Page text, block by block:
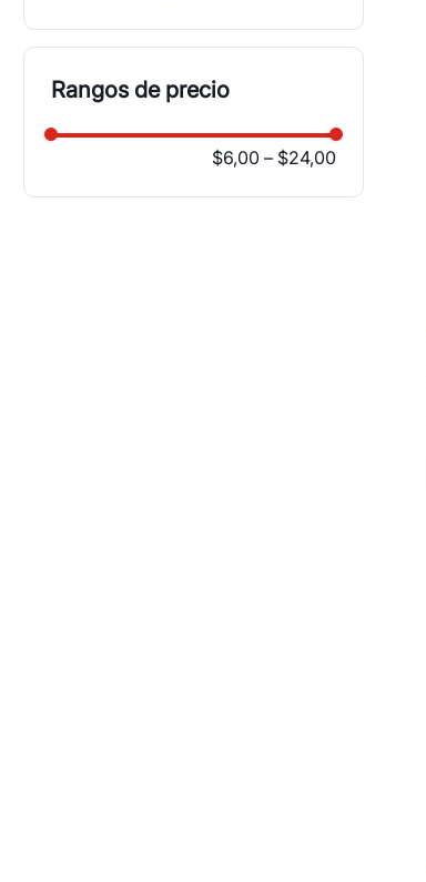
Rangos de precio
$6,00 – $24,00